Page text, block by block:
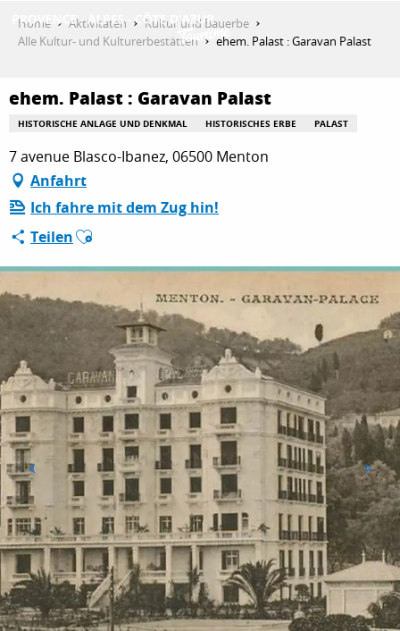
ENTDECKEN
AKTIVITÄTEN
AUFENTHALT
ESPACE PRO
Home Aktivitäten
Kultur und Bauerbe
Alle Kultur- und Kulturerbestätten
ehem. Palast : Garavan Palast
ehem. Palast : Garavan Palast
HISTORISCHE ANLAGE UND DENKMAL HISTORISCHES ERBE PALAST
7 avenue Blasco-Ibanez, 06500 Menton
Anfahrt
Ich fahre mit dem Zug hin!
TeilenAjouter aux favoris